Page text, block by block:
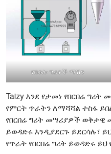
የበቆሎ ግሪቶች ማሽን
Taizy እንደ የታመነ የበርበሬ
የምርት ጥራትን ለማሻሻል ተስፋ
የበርበሬ ግሪት መሣሪያዎች ወቅታዊ
ይወዳድሩ እንዲያደርጉ ይደርሳሉ፣
የጥራት የበርበሬ ግሪት ይወዳድሩ